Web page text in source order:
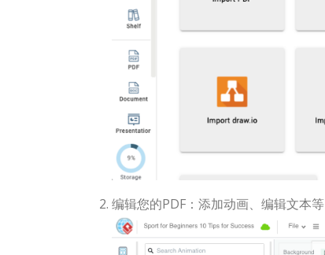
编辑您的PDF：添加动画、编辑文本等